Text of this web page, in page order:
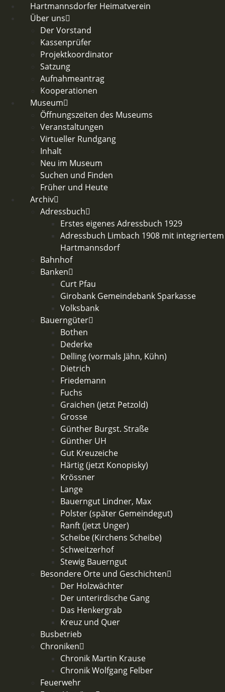
Hartmannsdorfer Heimatverein
Über uns
Der Vorstand
Kassenprüfer
Projektkoordinator
Satzung
Aufnahmeantrag
Kooperationen
Museum
Öffnungszeiten des Museums
Veranstaltungen
Virtueller Rundgang
Inhalt
Neu im Museum
Suchen und Finden
Früher und Heute
Archiv
Adressbuch
Erstes eigenes Adressbuch 1929
Adressbuch Limbach 1908 mit integriertem
Hartmannsdorf
Bahnhof
Banken
Curt Pfau
Girobank Gemeindebank Sparkasse
Volksbank
Bauerngüter
Bothen
Dederke
Delling (vormals Jähn, Kühn)
Dietrich
Friedemann
Fuchs
Graichen (jetzt Petzold)
Grosse
Günther Burgst. Straße
Günther UH
Gut Kreuzeiche
Härtig (jetzt Konopisky)
Krössner
Lange
Bauerngut Lindner, Max
Polster (später Gemeindegut)
Ranft (jetzt Unger)
Scheibe (Kirchens Scheibe)
Schweitzerhof
Stewig Bauerngut
Besondere Orte und Geschichten
Der Holzwächter
Der unterirdische Gang
Das Henkergrab
Kreuz und Quer
Busbetrieb
Chroniken
Chronik Martin Krause
Chronik Wolfgang Felber
Feuerwehr